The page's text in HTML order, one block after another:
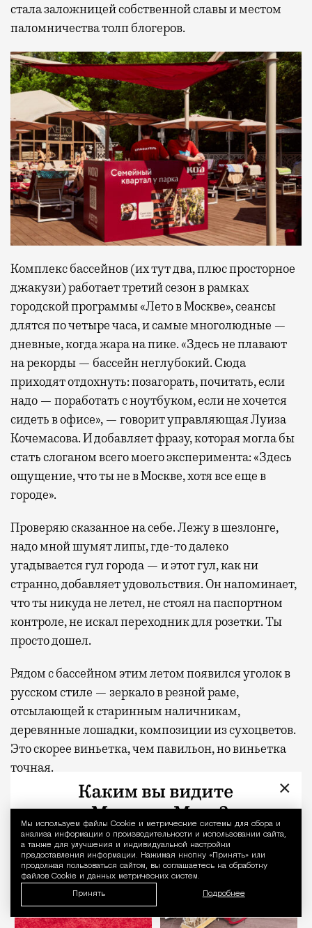
Уведомление
Мы используем файлы Сookie и метрические системы для сбора и
анализа информации о производительности и использовании сайта,
а также для улучшения и индивидуальной настройки
предоставления информации. Нажимая кнопку «Принять» или
продолжая пользоваться сайтом, вы соглашаетесь на обработку
файлов Cookie и данных метрических систем.
Принять Подробнее
стала заложницей собственной славы и местом
паломничества толп блогеров.
Комплекс бассейнов (их тут два, плюс просторное
джакузи) работает третий сезон в рамках
городской программы «Лето в Москве», сеансы
длятся по четыре часа, и самые многолюдные —
дневные, когда жара на пике. «Здесь не плавают
на рекорды — бассейн неглубокий. Сюда
приходят отдохнуть: позагорать, почитать, если
надо — поработать с ноутбуком, если не хочется
сидеть в офисе», — говорит управляющая Луиза
Кочемасова. И добавляет фразу, которая могла бы
стать слоганом всего моего эксперимента: «Здесь
ощущение, что ты не в Москве, хотя все еще в
городе».
Проверяю сказанное на себе. Лежу в шезлонге,
надо мной шумят липы, где-то далеко
угадывается гул города — и этот гул, как ни
странно, добавляет удовольствия. Он напоминает,
что ты никуда не летел, не стоял на паспортном
контроле, не искал переходник для розетки. Ты
просто дошел.
Рядом с бассейном этим летом появился уголок в
русском стиле — зеркало в резной раме,
отсылающей к старинным наличникам,
деревянные лошадки, композиции из сухоцветов.
Это скорее виньетка, чем павильон, но виньетка
точная.
×